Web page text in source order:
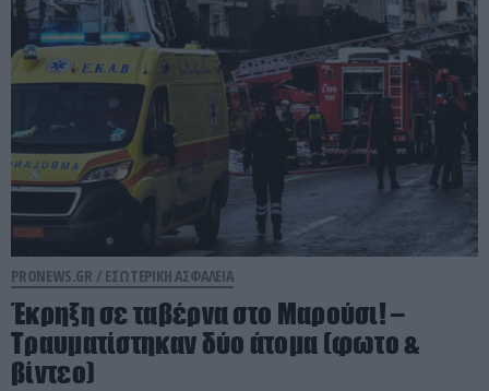
PRONEWS.GR / ΕΣΩΤΕΡΙΚΗ ΑΣΦΑΛΕΙΑ
Έκρηξη σε ταβέρνα στο Μαρούσι! –
Τραυματίστηκαν δύο άτομα (φωτο &
βίντεο)